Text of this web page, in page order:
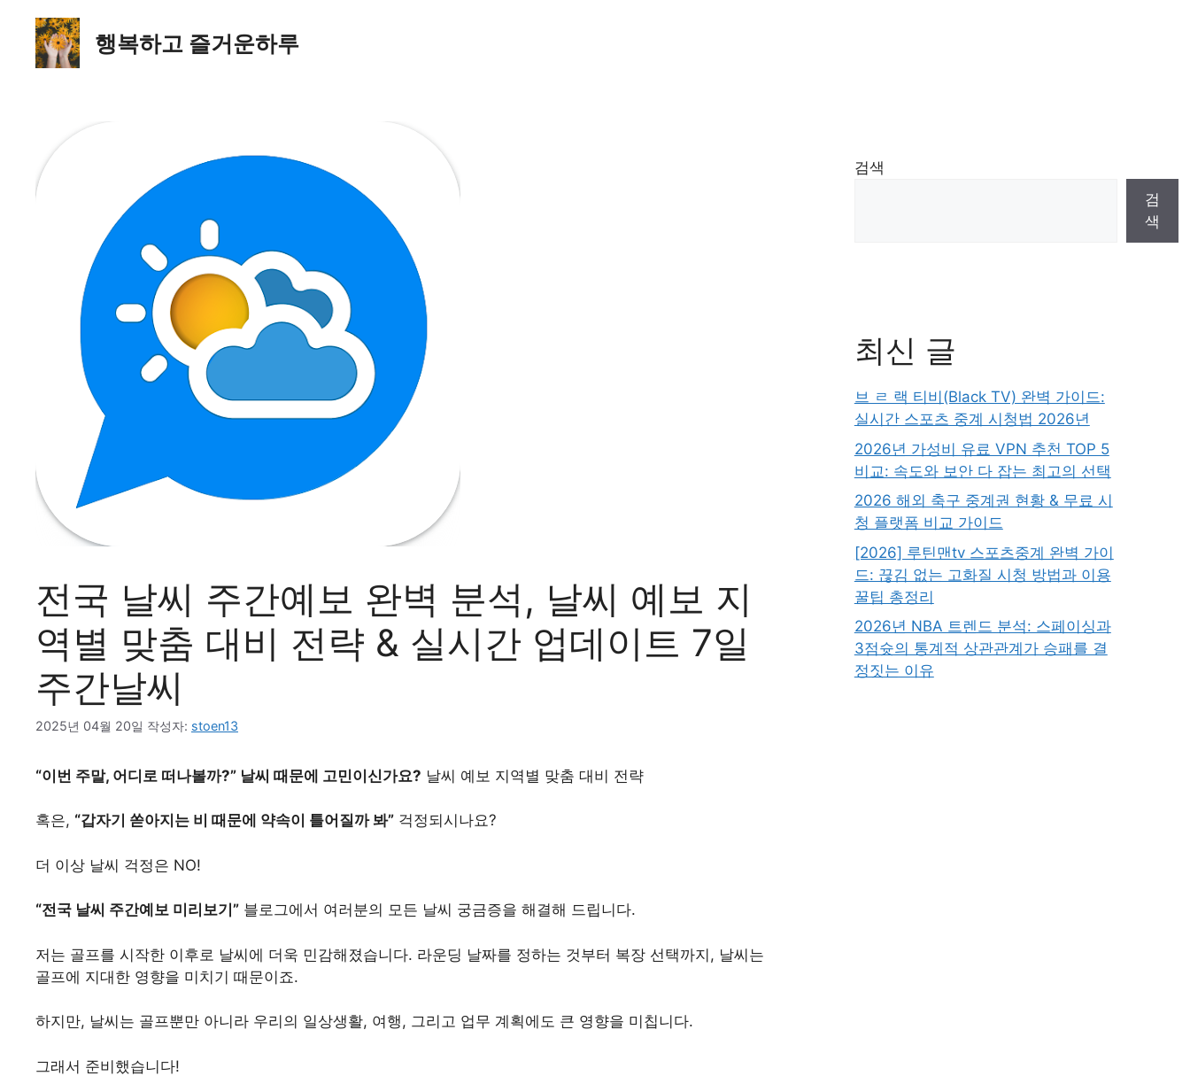
행복하고 즐거운하루
전국 날씨 주간예보 완벽 분석, 날씨 예보 지
역별 맞춤 대비 전략 & 실시간 업데이트 7일
주간날씨
2025년 04월 20일 작성자: stoen13
“이번 주말, 어디로 떠나볼까?” 날씨 때문에 고민이신가요? 날씨 예보 지역별 맞춤 대비 전략
혹은, “갑자기 쏟아지는 비 때문에 약속이 틀어질까 봐” 걱정되시나요?
더 이상 날씨 걱정은 NO!
“전국 날씨 주간예보 미리보기” 블로그에서 여러분의 모든 날씨 궁금증을 해결해 드립니다.
저는 골프를 시작한 이후로 날씨에 더욱 민감해졌습니다. 라운딩 날짜를 정하는 것부터 복장 선택까지, 날씨는
골프에 지대한 영향을 미치기 때문이죠.
하지만, 날씨는 골프뿐만 아니라 우리의 일상생활, 여행, 그리고 업무 계획에도 큰 영향을 미칩니다.
그래서 준비했습니다!
검색
검
색
최신 글
브 ㄹ 랙 티비(Black TV) 완벽 가이드:
실시간 스포츠 중계 시청법 2026년
2026년 가성비 유료 VPN 추천 TOP 5
비교: 속도와 보안 다 잡는 최고의 선택
2026 해외 축구 중계권 현황 & 무료 시
청 플랫폼 비교 가이드
[2026] 루틴맨tv 스포츠중계 완벽 가이
드: 끊김 없는 고화질 시청 방법과 이용
꿀팁 총정리
2026년 NBA 트렌드 분석: 스페이싱과
3점슛의 통계적 상관관계가 승패를 결
정짓는 이유